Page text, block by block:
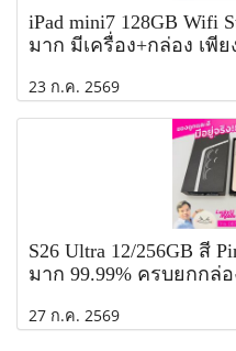
iPad mini7 128GB Wifi
มาก มีเครื่อง+กล่อง เพีย
23 ก.ค. 2569
S26 Ultra 12/256GB สี
มาก 99.99% ครบยกกล่อ
27 ก.ค. 2569